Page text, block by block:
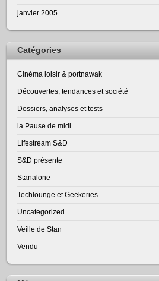
janvier 2005
Catégories
Cinéma loisir & portnawak
Découvertes, tendances et société
Dossiers, analyses et tests
la Pause de midi
Lifestream S&D
S&D présente
Stanalone
Techlounge et Geekeries
Uncategorized
Veille de Stan
Vendu